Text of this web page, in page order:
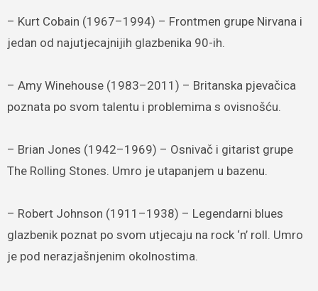
– Kurt Cobain (1967–1994) – Frontmen grupe Nirvana i
jedan od najutjecajnijih glazbenika 90-ih.
– Amy Winehouse (1983–2011) – Britanska pjevačica
poznata po svom talentu i problemima s ovisnošću.
– Brian Jones (1942–1969) – Osnivač i gitarist grupe
The Rolling Stones. Umro je utapanjem u bazenu.
– Robert Johnson (1911–1938) – Legendarni blues
glazbenik poznat po svom utjecaju na rock ‘n’ roll. Umro
je pod nerazjašnjenim okolnostima.